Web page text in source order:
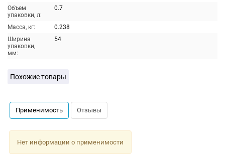
Объем
упаковки, л:
0.7
Масса, кг:
0.238
Ширина
упаковки,
мм:
54
Похожие товары
Применимость Отзывы
Нет информации о применимости